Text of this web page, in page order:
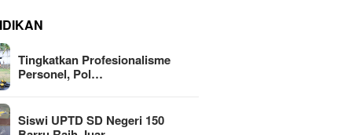
Tingkatkan Profesionalisme
Personel, Pol…
Siswi UPTD SD Negeri 150